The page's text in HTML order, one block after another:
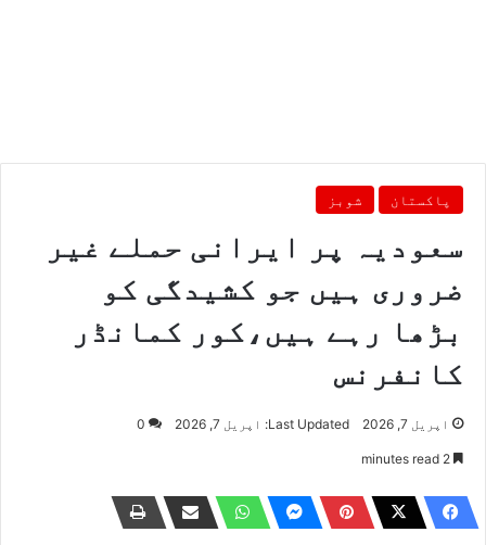
پاکستان شوبز
سعودیہ پر ایرانی حملے غیر
ضروری ہیں جو کشیدگی کو
بڑھا رہے ہیں،کور کمانڈر
کانفرنس
اپریل 7, 2026 Last Updated: اپریل 7, 2026 0